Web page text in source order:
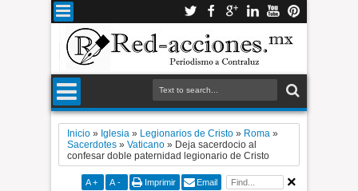
Inicio » Iglesia » Legionarios de Cristo » Roma »
Sacerdotes »Vaticano » Deja sacerdocio al
confesar doble paternidad legionario de Cristo
A + A - Imprimir Email